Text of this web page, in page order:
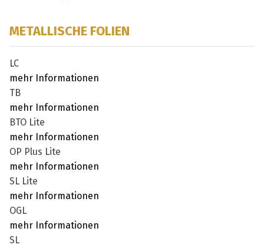
METALLISCHE FOLIEN
LC
mehr Informationen
TB
mehr Informationen
BTO Lite
mehr Informationen
OP Plus Lite
mehr Informationen
SL Lite
mehr Informationen
OGL
mehr Informationen
SL